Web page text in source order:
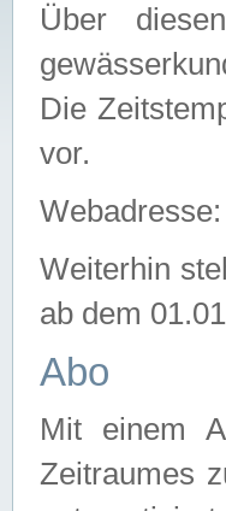
Über
Die
vor.
Webadresse:
Weiterhin
ab dem
Abo
Mit einem
Zeitraumes